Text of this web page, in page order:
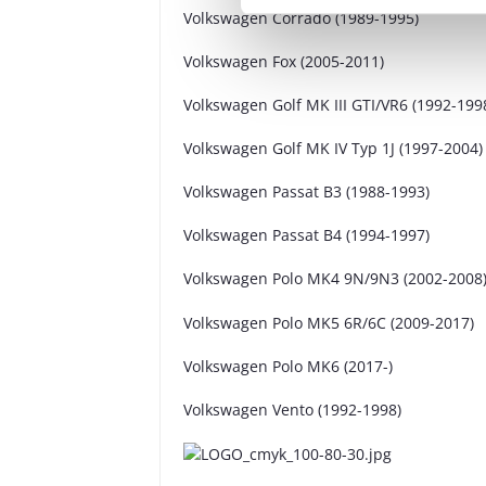
Volkswagen Corrado (1989-1995)
Volkswagen Fox (2005-2011)
Volkswagen Golf MK III GTI/VR6 (1992-
Volkswagen Golf MK IV Typ 1J (1997-2004)
Volkswagen Passat B3 (1988-1993)
Volkswagen Passat B4 (1994-1997)
Volkswagen Polo MK4 9N/9N3 (2002-2008)
Volkswagen Polo MK5 6R/6C (2009-2017)
Volkswagen Polo MK6 (2017-)
Volkswagen Vento (1992-1998)